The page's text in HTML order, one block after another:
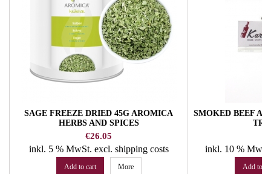
SAGE FREEZE DRIED 45G AROMICA
HERBS AND SPICES
Price
€26.05
inkl. 5 % MwSt. excl. shipping costs
Add to cart More
SMOKED BEEF
inkl. 10 %
Add to